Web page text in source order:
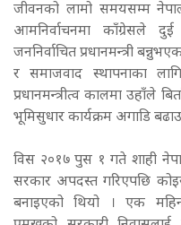
जीवनको लामो समयसम्म
आमनिर्वाचनमा काँग्रेसले
जननिर्वाचित प्रधानमन्त्री
र समाजवाद स्थापनाका
प्रधानमन्त्रीत्व कालमा उहाँले
भूमिसुधार कार्यक्रम अगाडि
विस २०१७ पुस १ गते शाही
सरकार अपदस्त गरिएपछि
बनाइएको थियो । एक